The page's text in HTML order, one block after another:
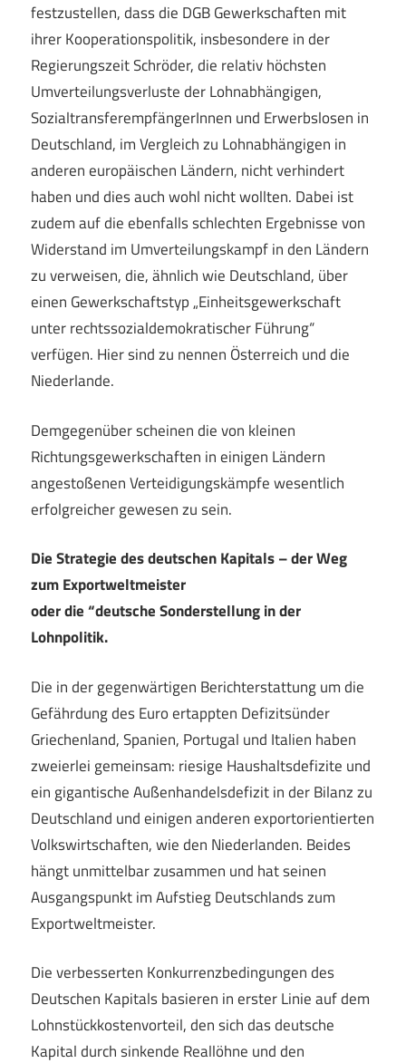
festzustellen, dass die DGB Gewerkschaften mit
ihrer Kooperationspolitik, insbesondere in der
Regierungszeit Schröder, die relativ höchsten
Umverteilungsverluste der Lohnabhängigen,
SozialtransferempfängerInnen und Erwerbslosen in
Deutschland, im Vergleich zu Lohnabhängigen in
anderen europäischen Ländern, nicht verhindert
haben und dies auch wohl nicht wollten. Dabei ist
zudem auf die ebenfalls schlechten Ergebnisse von
Widerstand im Umverteilungskampf in den Ländern
zu verweisen, die, ähnlich wie Deutschland, über
einen Gewerkschaftstyp „Einheitsgewerkschaft
unter rechtssozialdemokratischer Führung“
verfügen. Hier sind zu nennen Österreich und die
Niederlande.
Demgegenüber scheinen die von kleinen
Richtungsgewerkschaften in einigen Ländern
angestoßenen Verteidigungskämpfe wesentlich
erfolgreicher gewesen zu sein.
Die Strategie des deutschen Kapitals – der Weg
zum Exportweltmeister
oder die “deutsche Sonderstellung in der
Lohnpolitik.
Die in der gegenwärtigen Berichterstattung um die
Gefährdung des Euro ertappten Defizitsünder
Griechenland, Spanien, Portugal und Italien haben
zweierlei gemeinsam: riesige Haushaltsdefizite und
ein gigantische Außenhandelsdefizit in der Bilanz zu
Deutschland und einigen anderen exportorientierten
Volkswirtschaften, wie den Niederlanden. Beides
hängt unmittelbar zusammen und hat seinen
Ausgangspunkt im Aufstieg Deutschlands zum
Exportweltmeister.
Die verbesserten Konkurrenzbedingungen des
Deutschen Kapitals basieren in erster Linie auf dem
Lohnstückkostenvorteil, den sich das deutsche
Kapital durch sinkende Reallöhne und den